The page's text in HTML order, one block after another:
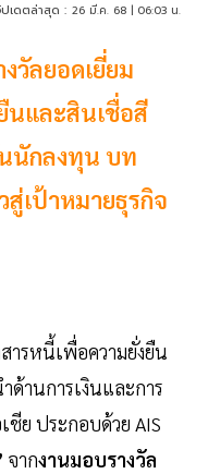
เดตล่าสุด : 26 มี.ค. 68 | 06:03 น.
วัลยอดเยี่ยม
นและสินเชื่อสี
นักลงทุน บท
เป้าหมายธุรกิจ
ารหนี้เพื่อความยั่งยืน
ด้านการเงินและการ
ย ประกอบด้วย AIS
จากงานมอบรางวัล